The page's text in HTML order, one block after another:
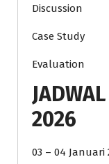
Discussion
Case Study
Evaluation
2026
03 – 04 Januari